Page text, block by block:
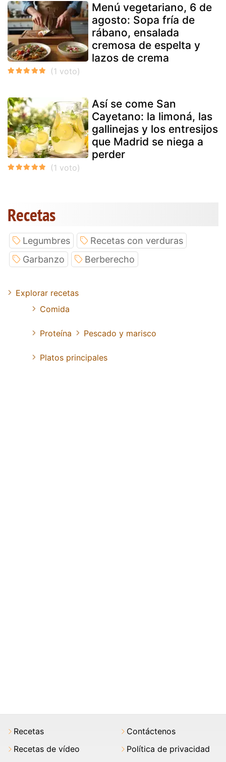
Menú vegetariano, 6 de
agosto: Sopa fría de
rábano, ensalada
cremosa de espelta y
lazos de crema
Así se come San
Cayetano: la limoná, las
gallinejas y los entresijos
que Madrid se niega a
perder
Recetas
Legumbres
Recetas con verduras
Garbanzo
Berberecho
Explorar recetas
Comida
Proteína Pescado y marisco
Platos principales
Recetas
Recetas de vídeo
Contáctenos
Política de privacidad